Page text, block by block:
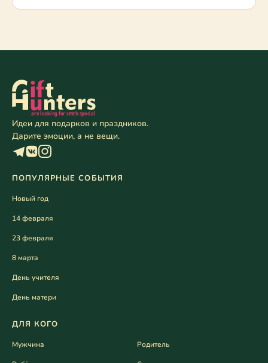
Идеи для подарков и праздников.
Дарите эмоции, а не вещи.
ПОПУЛЯРНЫЕ СОБЫТИЯ
Новый год
14 февраля
23 февраля
8 марта
День учителя
День матери
ДЛЯ КОГО
Мужчина Родитель